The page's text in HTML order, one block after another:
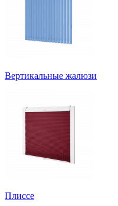
Вертикальные жалюзи
Плиссе